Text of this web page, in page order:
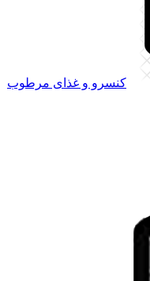
کنسرو و غذای مرطوب